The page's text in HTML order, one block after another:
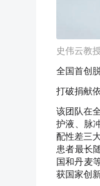
史伟云教
全国首创
打破捐献
该团队在
护液、脉
配性差三
患者最长
国和丹麦
获国家创